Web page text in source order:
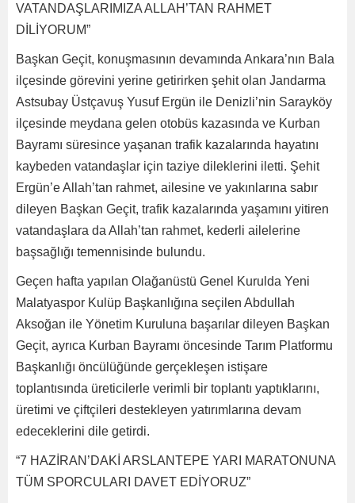
VATANDAŞLARIMIZA ALLAH’TAN RAHMET
DİLİYORUM”
Başkan Geçit, konuşmasının devamında Ankara’nın Bala
ilçesinde görevini yerine getirirken şehit olan Jandarma
Astsubay Üstçavuş Yusuf Ergün ile Denizli’nin Sarayköy
ilçesinde meydana gelen otobüs kazasında ve Kurban
Bayramı süresince yaşanan trafik kazalarında hayatını
kaybeden vatandaşlar için taziye dileklerini iletti. Şehit
Ergün’e Allah’tan rahmet, ailesine ve yakınlarına sabır
dileyen Başkan Geçit, trafik kazalarında yaşamını yitiren
vatandaşlara da Allah’tan rahmet, kederli ailelerine
başsağlığı temennisinde bulundu.
Geçen hafta yapılan Olağanüstü Genel Kurulda Yeni
Malatyaspor Kulüp Başkanlığına seçilen Abdullah
Aksoğan ile Yönetim Kuruluna başarılar dileyen Başkan
Geçit, ayrıca Kurban Bayramı öncesinde Tarım Platformu
Başkanlığı öncülüğünde gerçekleşen istişare
toplantısında üreticilerle verimli bir toplantı yaptıklarını,
üretimi ve çiftçileri destekleyen yatırımlarına devam
edeceklerini dile getirdi.
“7 HAZİRAN’DAKİ ARSLANTEPE YARI MARATONUNA
TÜM SPORCULARI DAVET EDİYORUZ”